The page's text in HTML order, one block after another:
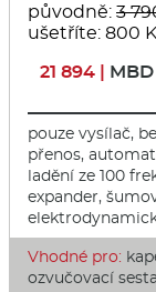
původně: 3
ušetříte: 800
21 894 |
pouze vysílač,
přenos,
ladění ze 100
expander,
Vhodné pro:
ozvučovací